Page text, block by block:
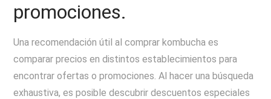
promociones.
Una recomendación útil al comprar kombucha es
comparar precios en distintos establecimientos para
encontrar ofertas o promociones. Al hacer una búsqueda
exhaustiva, es posible descubrir descuentos especiales